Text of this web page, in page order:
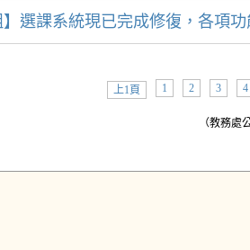
】選課系統現已完成修復，各項
上1頁 1 2 3 4
（教務處